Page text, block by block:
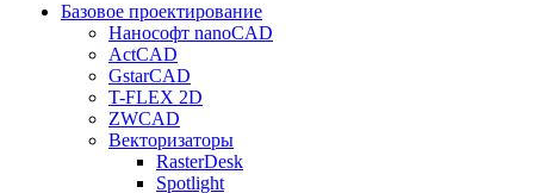
Базовое проектирование
Нанософт nanoCAD
ActCAD
GstarCAD
T-FLEX 2D
ZWCAD
Векторизаторы
RasterDesk
Spotlight